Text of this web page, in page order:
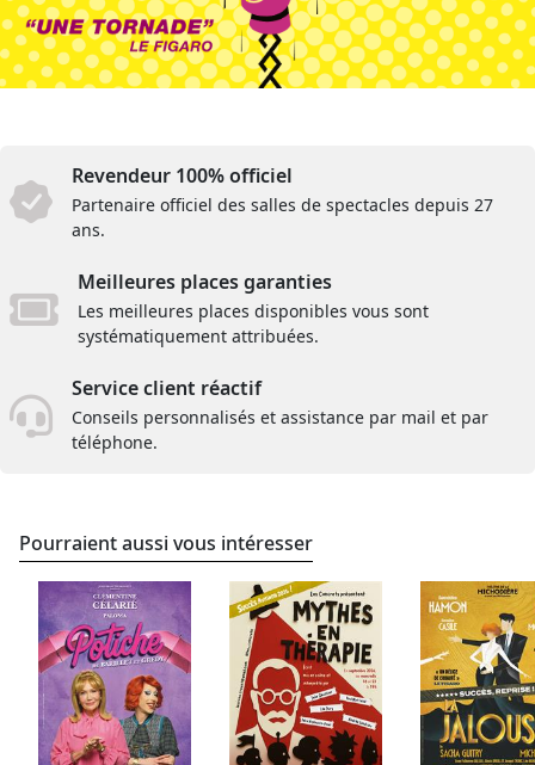
Revendeur 100% officiel
Partenaire officiel des salles de spectacles depuis 27
ans.
Meilleures places garanties
Les meilleures places disponibles vous sont
systématiquement attribuées.
Service client réactif
Conseils personnalisés et assistance par mail et par
téléphone.
Pourraient aussi vous intéresser